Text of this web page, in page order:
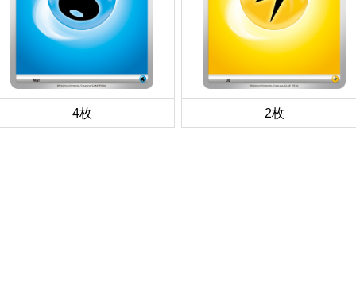
4枚 2枚